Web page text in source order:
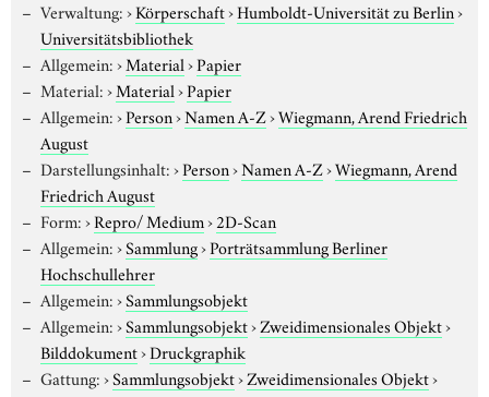
Verwaltung:›Körperschaft›Humboldt-Universität zu Berlin›
Universitätsbibliothek
Allgemein:›Material›Papier
Material:›Material›Papier
Allgemein:›Person›Namen A-Z›Wiegmann, Arend Friedrich
August
Darstellungsinhalt:›Person›Namen A-Z›Wiegmann, Arend
Friedrich August
Form:›Repro/ Medium›2D-Scan
Allgemein:›Sammlung›Porträtsammlung Berliner
Hochschullehrer
Allgemein:›Sammlungsobjekt
Allgemein:›Sammlungsobjekt›Zweidimensionales Objekt›
Bilddokument›Druckgraphik
Gattung:›Sammlungsobjekt›Zweidimensionales Objekt›